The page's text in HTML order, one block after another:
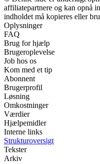
affiliatepartnere og kan opnå
indholdet må kopieres eller
Oplysninger
FAQ
Brug for hjælp
Brugeroplevelse
Job hos os
Kom med et tip
Abonnent
Brugerprofil
Løsning
Omkostninger
Værdier
Hjælpemidler
Interne links
Strukturoversigt
Tekster
Arkiv